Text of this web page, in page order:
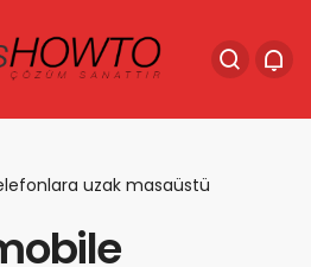
uzak masaüstü